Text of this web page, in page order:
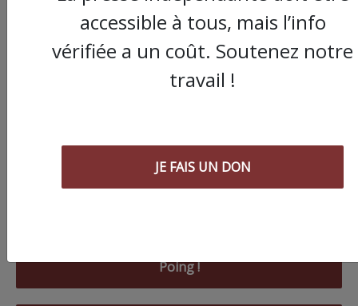
Poing !
accessible à tous, mais l’info
vérifiée a un coût. Soutenez notre
travail !
JE FAIS UN DON